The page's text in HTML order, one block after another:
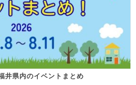
井県内のイベントまとめ